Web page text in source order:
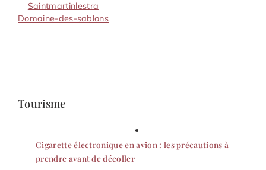
Saintmartinlestra
Domaine-des-sablons
Tourisme
Cigarette électronique en avion : les précautions à
prendre avant de décoller